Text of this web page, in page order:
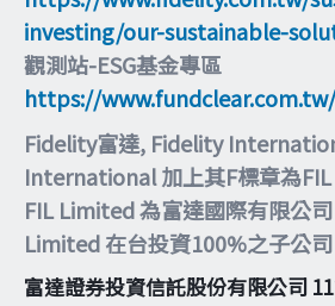
investing/our-sustainable-
觀測站-ESG基金專區
https://
Fidelity富達, Fidelity
International 加上其F標章為
FIL Limited 為富達國際有限公
Limited 在台投資100%之子公司
富達證券投資信託股份有限公司